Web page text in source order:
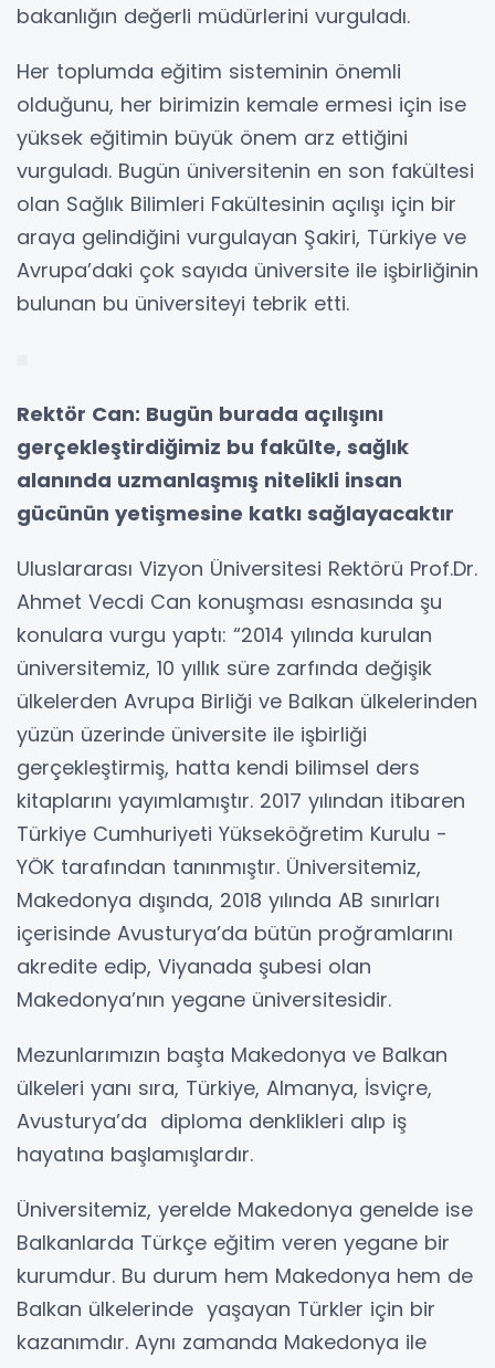
bakanlığın değerli müdürlerini vurguladı.
Her toplumda eğitim sisteminin önemli
olduğunu, her birimizin kemale ermesi için ise
yüksek eğitimin büyük önem arz ettiğini
vurguladı. Bugün üniversitenin en son fakültesi
olan Sağlık Bilimleri Fakültesinin açılışı için bir
araya gelindiğini vurgulayan Şakiri, Türkiye ve
Avrupa’daki çok sayıda üniversite ile işbirliğinin
bulunan bu üniversiteyi tebrik etti.
Rektör Can: Bugün burada açılışını
gerçekleştirdiğimiz bu fakülte, sağlık
alanında uzmanlaşmış nitelikli insan
gücünün yetişmesine katkı sağlayacaktır
Uluslararası Vizyon Üniversitesi Rektörü Prof.Dr.
Ahmet Vecdi Can konuşması esnasında şu
konulara vurgu yaptı: “2014 yılında kurulan
üniversitemiz, 10 yıllık süre zarfında değişik
ülkelerden Avrupa Birliği ve Balkan ülkelerinden
yüzün üzerinde üniversite ile işbirliği
gerçekleştirmiş, hatta kendi bilimsel ders
kitaplarını yayımlamıştır. 2017 yılından itibaren
Türkiye Cumhuriyeti Yükseköğretim Kurulu -
YÖK tarafından tanınmıştır. Üniversitemiz,
Makedonya dışında, 2018 yılında AB sınırları
içerisinde Avusturya’da bütün proğramlarını
akredite edip, Viyanada şubesi olan
Makedonya’nın yegane üniversitesidir.
Mezunlarımızın başta Makedonya ve Balkan
ülkeleri yanı sıra, Türkiye, Almanya, İsviçre,
Avusturya’da diploma denklikleri alıp iş
hayatına başlamışlardır.
Üniversitemiz, yerelde Makedonya genelde ise
Balkanlarda Türkçe eğitim veren yegane bir
kurumdur. Bu durum hem Makedonya hem de
Balkan ülkelerinde yaşayan Türkler için bir
kazanımdır. Aynı zamanda Makedonya ile